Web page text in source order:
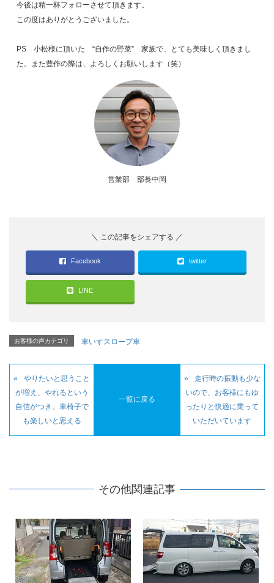
今後は精一杯フォローさせて頂きます。
この度はありがとうございました。
PS 小松様に頂いた “自作の野菜” 家族で、とても美味しく頂きまし
た。また豊作の際は、よろしくお願いします（笑）
営業部 部長中岡
Facebook twitter
LINE
お客様の声カテゴリ 車いすスロープ車
やりたいと思うこと
が増え、やれるという
自信がつき、車椅子で
も楽しいと思える
一覧に戻る
走行時の振動も少な
いので、お客様にもゆ
ったりと快適に乗って
いただいています
その他関連記事